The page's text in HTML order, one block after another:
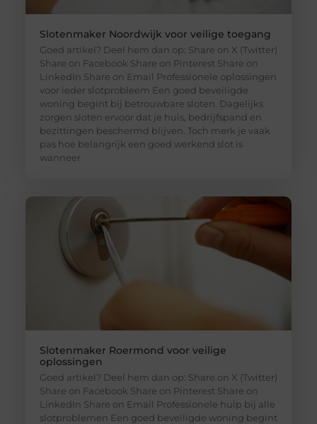
Slotenmaker Noordwijk voor veilige toegang
Goed artikel? Deel hem dan op: Share on X (Twitter)
Share on Facebook Share on Pinterest Share on
LinkedIn Share on Email Professionele oplossingen
voor ieder slotprobleem Een goed beveiligde
woning begint bij betrouwbare sloten. Dagelijks
zorgen sloten ervoor dat je huis, bedrijfspand en
bezittingen beschermd blijven. Toch merk je vaak
pas hoe belangrijk een goed werkend slot is
wanneer
Slotenmaker Roermond voor veilige
oplossingen
Goed artikel? Deel hem dan op: Share on X (Twitter)
Share on Facebook Share on Pinterest Share on
LinkedIn Share on Email Professionele hulp bij alle
slotproblemen Een goed beveiligde woning begint